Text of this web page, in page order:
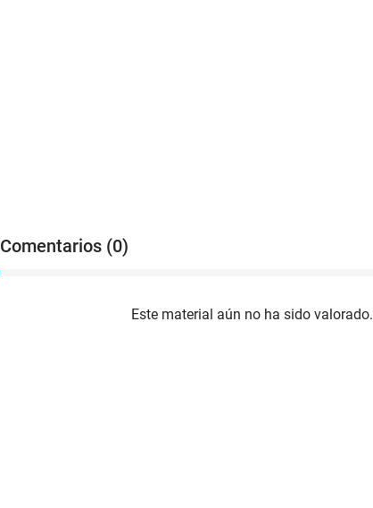
Comentarios (0)
Este material aún no ha sido valorado.